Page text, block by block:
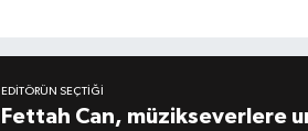
EDITÖRÜN SEÇTIĞI
Fettah Can, müzikseverlere